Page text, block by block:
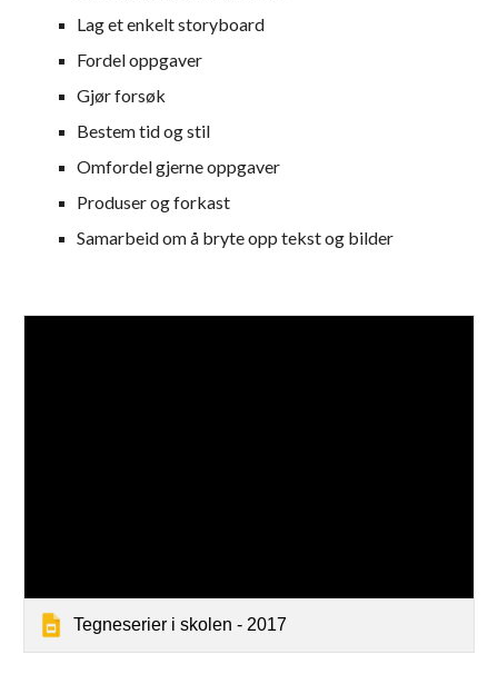
Lag et enkelt storyboard
Fordel oppgaver
Gjør forsøk
Bestem tid og stil
Omfordel gjerne oppgaver
Produser og forkast
Samarbeid om å bryte opp tekst og bilder
Tegneserier i skolen - 2017